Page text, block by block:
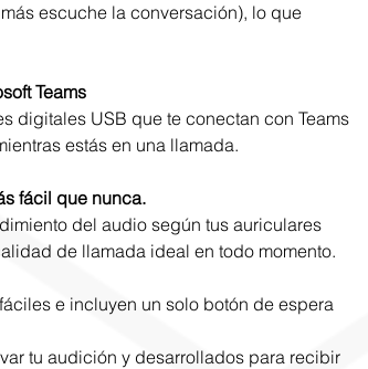
escuche la conversación), lo que
Teams
digitales USB que te conectan con Teams
estás en una llamada.
fácil que nunca.
del audio según tus auriculares
de llamada ideal en todo momento.
e incluyen un solo botón de espera
tu audición y desarrollados para recibir